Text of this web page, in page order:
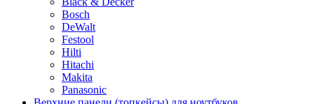
Bosch
DeWalt
Festool
Hilti
Hitachi
Makita
Panasonic